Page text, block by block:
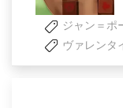
ジャン＝ポ
ヴァレンタ